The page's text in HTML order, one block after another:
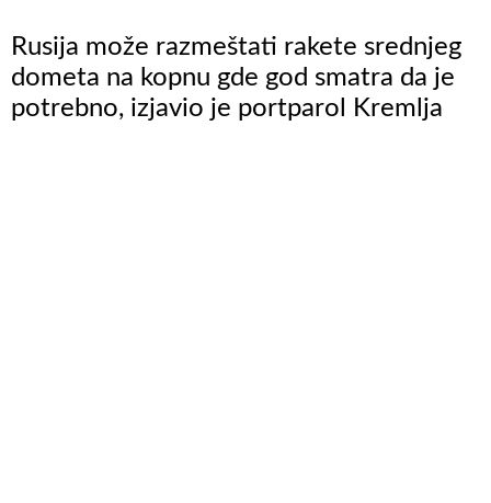
Rusija može razmeštati rakete srednjeg
dometa na kopnu gde god smatra da je
potrebno, izjavio je portparol Kremlja